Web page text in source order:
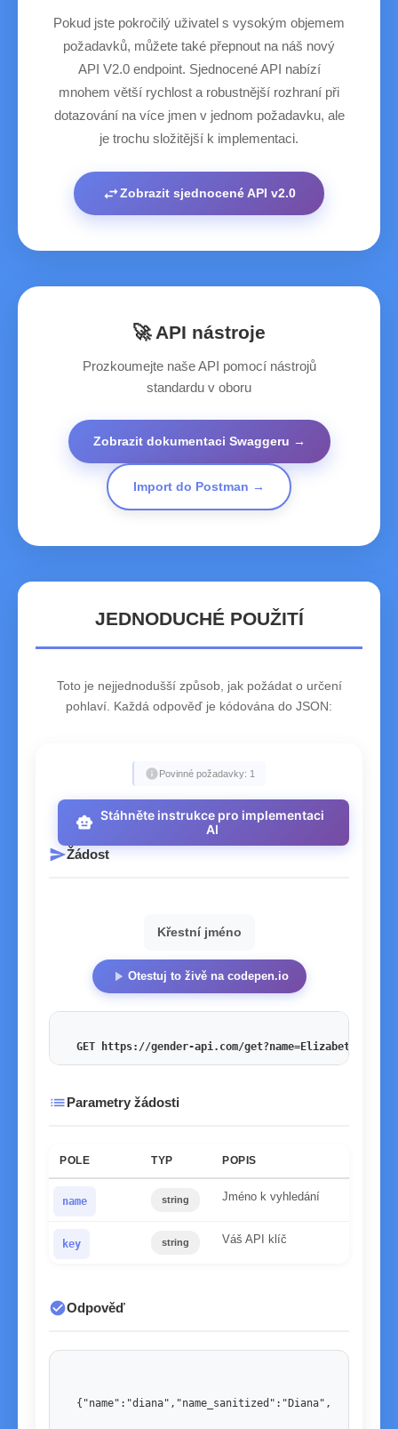
Pokud jste pokročilý uživatel s vysokým objemem
požadavků, můžete také přepnout na náš nový
API V2.0 endpoint. Sjednocené API nabízí
mnohem větší rychlost a robustnější rozhraní při
dotazování na více jmen v jednom požadavku, ale
je trochu složitější k implementaci.
swap_horizZobrazit sjednocené API v2.0
🚀 API nástroje
Prozkoumejte naše API pomocí nástrojů
standardu v oboru
Zobrazit dokumentaci Swaggeru →
Import do Postman →
JEDNODUCHÉ POUŽITÍ
Toto je nejjednodušší způsob, jak požádat o určení
pohlaví. Každá odpověď je kódována do JSON:
infoPovinné požadavky: 1
smart_toy Stáhněte instrukce pro implementaci
AI
sendŽádost
Křestní jméno
play_arrow Otestuj to živě na codepen.io
GET https://gender-api.com/get?name=Elizabeth
listParametry žádosti
POLE TYP POPIS
name string Jméno k vyhledání
key string Váš API klíč
check_circleOdpověď